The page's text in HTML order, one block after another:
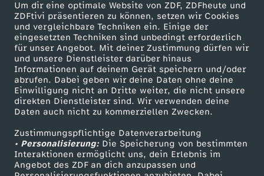
Um dir eine optimale Website von ZDF, ZDFheute und
ZDFtivi präsentieren zu können, setzen wir Cookies
und vergleichbare Techniken ein. Einige der
eingesetzten Techniken sind unbedingt erforderlich
für unser Angebot. Mit deiner Zustimmung dürfen wir
und unsere Dienstleister darüber hinaus
Informationen auf deinem Gerät speichern und/oder
abrufen. Dabei geben wir deine Daten ohne deine
Einwilligung nicht an Dritte weiter, die nicht unsere
direkten Dienstleister sind. Wir verwenden deine
Daten auch nicht zu kommerziellen Zwecken.
Zustimmungspflichtige Datenverarbeitung
• Personalisierung:Die Speicherung von bestimmten
Interaktionen ermöglicht uns, dein Erlebnis im
Angebot des ZDF an dich anzupassen und
l
i
k
M
o
l
Mehr ZDF
ZDF-Apps
Smart TV
ZDFtext
Livestreams
Sendungen A-Z
TV-Programm
Service
ZDFmitreden
Kontakt zum ZDF
Tickets
Zuschauerservice
Hilfe